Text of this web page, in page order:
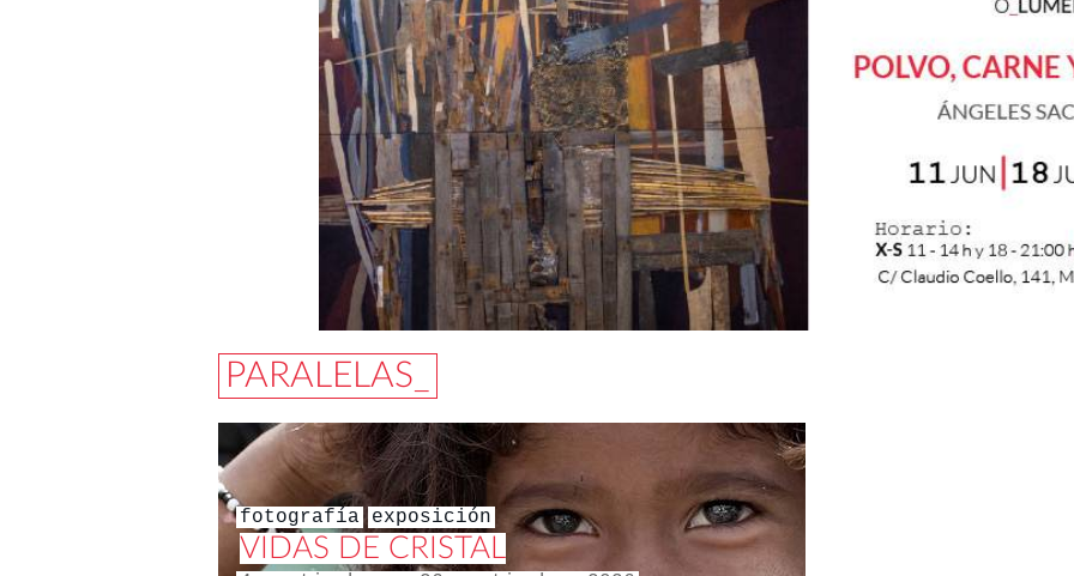
PARALELAS_
fotografía exposición
VIDAS DE CRISTAL